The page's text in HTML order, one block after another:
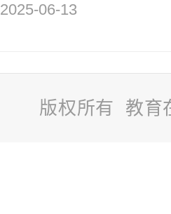
2025-06-13
版权所有 教育